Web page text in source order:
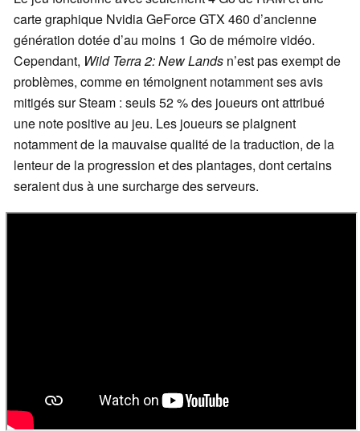
carte graphique Nvidia GeForce GTX 460 d’ancienne
génération dotée d’au moins 1 Go de mémoire vidéo.
Cependant, Wild Terra 2: New Lands n’est pas exempt de
problèmes, comme en témoignent notamment ses avis
mitigés sur Steam : seuls 52 % des joueurs ont attribué
une note positive au jeu. Les joueurs se plaignent
notamment de la mauvaise qualité de la traduction, de la
lenteur de la progression et des plantages, dont certains
seraient dus à une surcharge des serveurs.